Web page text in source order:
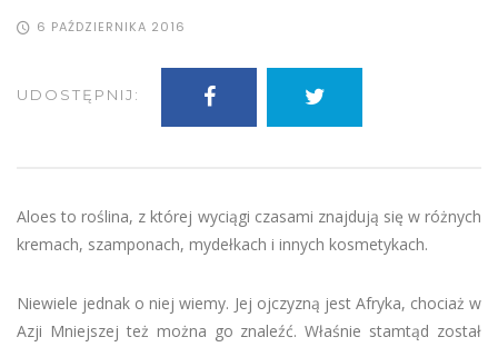
6 PAŹDZIERNIKA 2016
UDOSTĘPNIJ:
Aloes to roślina, z której wyciągi czasami znajdują się w różnych
kremach, szamponach, mydełkach i innych kosmetykach.
Niewiele jednak o niej wiemy. Jej ojczyzną jest Afryka, chociaż w
Azji Mniejszej też można go znaleźć. Właśnie stamtąd został